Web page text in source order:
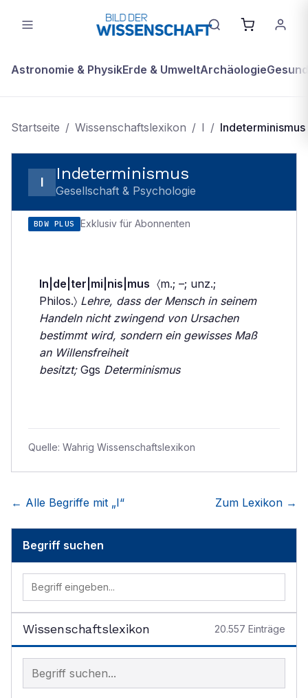
Astronomie & PhysikErde & UmweltArchäologie
Startseite / Wissenschaftslexikon / I / Indeterminismus
I Indeterminismus
Gesellschaft & Psychologie
BDW PLUS Exklusiv für Abonnenten
In|de|ter|mi|nis|mus 〈m.; –; unz.;
Philos.〉 Lehre, dass der Mensch in seinem
Handeln nicht zwingend von Ursachen
bestimmt wird, sondern ein gewisses Maß
an Willensfreiheit
besitzt;Ggs Determinismus
Quelle: Wahrig Wissenschaftslexikon
← Alle Begriffe mit „I“ Zum Lexikon →
Begriff suchen
Wissenschaftslexikon 20.557 Einträge
Begriff im Lexikon suchen